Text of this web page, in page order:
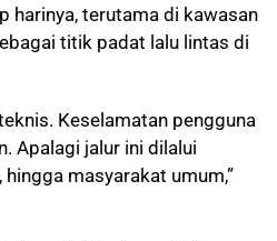
harinya, terutama di kawasan
titik padat lalu lintas di
Keselamatan pengguna
Apalagi jalur ini dilalui
hingga masyarakat umum,”